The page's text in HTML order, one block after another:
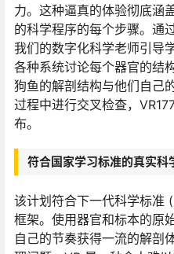
力。这种逼真的体验彻底涵
的科学程序的每个步骤。通
我们的数字化科学老师引导
各种系统讨论每个器官的结
狗鱼的解剖结构与他们自己
过程中进行交叉检查，
布。
符合国家学习标准的真实科
该计划符合下一代科学标
框架。使用器官和标本的原
自己的节奏获得一流的解剖